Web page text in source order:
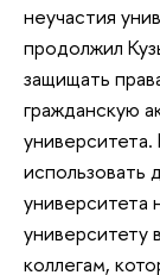
неучастия
продолжил
защищать
гражданскую
использовать
коллегам,